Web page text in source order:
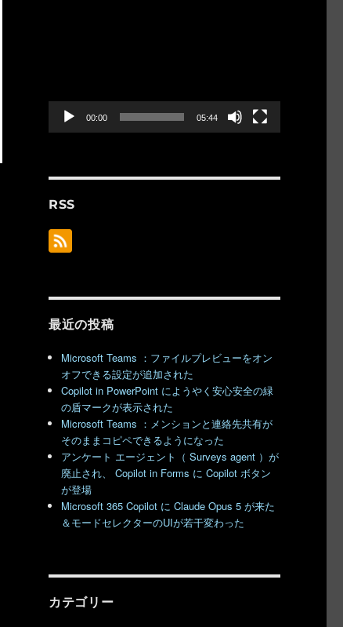
00:00 05:44
RSS
最近の投稿
Microsoft Teams ：ファイルプレビューをオン
オフできる設定が追加された
Copilot in PowerPoint にようやく安心安全の緑
の盾マークが表示された
Microsoft Teams ：メンションと連絡先共有が
そのままコピペできるようになった
アンケート エージェント（ Surveys agent ）が
廃止され、 Copilot in Forms に Copilot ボタン
が登場
Microsoft 365 Copilot に Claude Opus 5 が来た
＆モードセレクターのUIが若干変わった
カテゴリー